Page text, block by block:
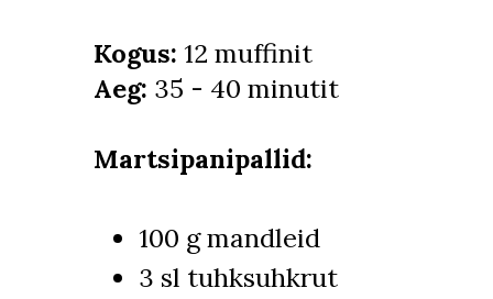
Kogus: 12 muffinit
Aeg: 35 - 40 minutit
Martsipanipallid:
100 g mandleid
3 sl tuhksuhkrut